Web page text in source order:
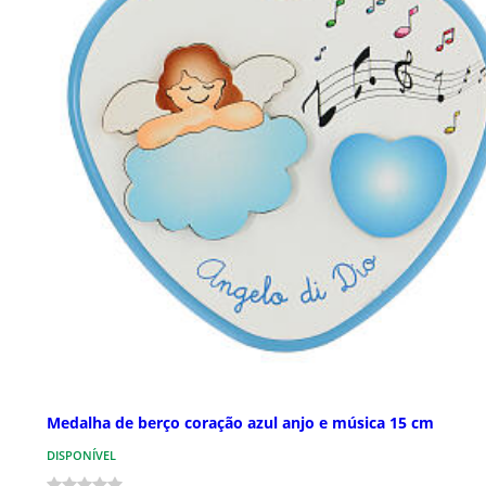
Medalha de berço coração azul anjo e música 15 cm
DISPONÍVEL